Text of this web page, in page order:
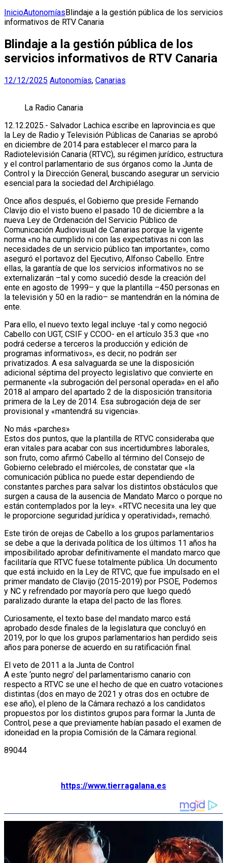
InicioAutonomíasBlindaje a la gestión pública de los servicios
informativos de RTV Canaria
Blindaje a la gestión pública de los
servicios informativos de RTV Canaria
12/12/2025 Autonomías, Canarias
La Radio Canaria
12.12.2025.- Salvador Lachica escribe en laprovincia.es que
la Ley de Radio y Televisión Públicas de Canarias se aprobó
en diciembre de 2014 para establecer el marco para la
Radiotelevisión Canaria (RTVC), su régimen jurídico, estructura
y el control parlamentario de sus órganos como la Junta de
Control y la Dirección General, buscando asegurar un servicio
esencial para la sociedad del Archipiélago.
Once años después, el Gobierno que preside Fernando
Clavijo dio el visto bueno el pasado 10 de diciembre a la
nueva Ley de Ordenación del Servicio Público de
Comunicación Audiovisual de Canarias porque la vigente
norma «no ha cumplido ni con las expectativas ni con las
necesidades de un servicio público tan importante», como
aseguró el portavoz del Ejecutivo, Alfonso Cabello. Entre
ellas, la garantía de que los servicios informativos no se
externalizarán –tal y como sucedió desde la creación del
ente en agosto de 1999– y que la plantilla –450 personas en
la televisión y 50 en la radio– se mantendrán en la nómina de
ente.
Para ello, el nuevo texto legal incluye -tal y como negoció
Cabello con UGT, CSIF y CCOO- en el artículo 35.3 que «no
podrá cederse a terceros la producción y edición de
programas informativos», es decir, no podrán ser
privatizados. A esa salvaguarda se une la disposición
adicional séptima del proyecto legislativo que convierte en
permanente «la subrogación del personal operada» en el año
2018 al amparo del apartado 2 de la disposición transitoria
primera de la Ley de 2014. Esa subrogación deja de ser
provisional y «mantendrá su vigencia».
No más «parches»
Estos dos puntos, que la plantilla de RTVC consideraba que
eran vitales para acabar con sus incertidumbres laborales,
son fruto, como afirmó Cabello al término del Consejo de
Gobierno celebrado el miércoles, de constatar que «la
comunicación pública no puede estar dependiendo de
constantes parches para salvar los distintos obstáculos que
surgen a causa de la ausencia de Mandato Marco o porque no
están contemplados por la ley». «RTVC necesita una ley que
le proporcione seguridad jurídica y operatividad», remachó.
Este tirón de orejas de Cabello a los grupos parlamentarios
se debe a que la derivada política de los últimos 11 años ha
imposibilitado aprobar definitivamente el mandato marco que
facilitaría que RTVC fuese totalmente pública. Un documento
que está incluido en la Ley de RTVC, que fue impulsado en el
primer mandato de Clavijo (2015-2019) por PSOE, Podemos
y NC y refrendado por mayoría pero que luego quedó
paralizado durante la etapa del pacto de las flores.
Curiosamente, el texto base del mandato marco está
aprobado desde finales de la legislatura que concluyó en
2019, por lo que los grupos parlamentarios han perdido seis
años para ponerse de acuerdo en su ratificación final.
El veto de 2011 a la Junta de Control
A este ‘punto negro’ del parlamentarismo canario con
respecto a RTVC se une el hecho de que en cuatro votaciones
distintas (dos en mayo de 2021 y otras dos en octubre de
ese año), el pleno de la Cámara rechazó a los candidatos
propuestos por los distintos grupos para formar la Junta de
Control, pese a que previamente habían pasado el examen de
idoneidad en la propia Comisión de la Cámara regional.
89044
https://www.tierragalana.es